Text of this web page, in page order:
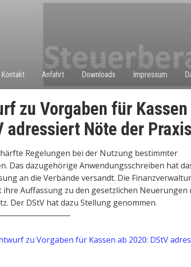
Kontakt Anfahrt Downloads Impressum
zu Vorgaben für Kassen
adressiert Nöte der Praxis
Regelungen bei der Nutzung bestimmter
Das dazugehörige Anwendungsschreiben hat
an die Verbände versandt. Die
Auffassung zu den gesetzlichen Neuerungen
Der DStV hat dazu Stellung genommen.
zu Vorgaben für Kassen ab 2020: DStV